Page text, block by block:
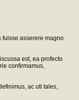
fuisse asserere magno
est, ea profecto
confirmamus,
ac uti tales,